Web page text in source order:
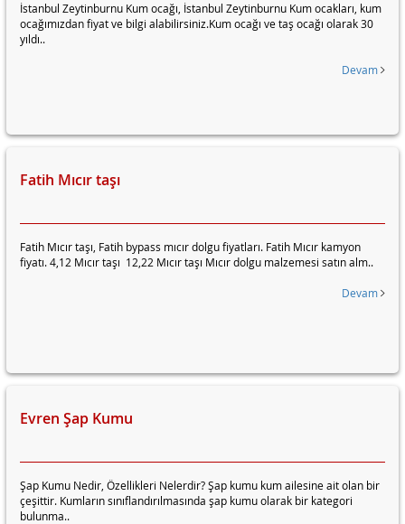
İstanbul Zeytinburnu Kum ocağı, İstanbul Zeytinburnu Kum ocakları, kum
ocağımızdan fiyat ve bilgi alabilirsiniz.Kum ocağı ve taş ocağı olarak 30
yıldı..
Devam
Fatih Mıcır taşı
Fatih Mıcır taşı, Fatih bypass mıcır dolgu fiyatları. Fatih Mıcır kamyon
fiyatı. 4,12 Mıcır taşı 12,22 Mıcır taşı Mıcır dolgu malzemesi satın alm..
Devam
Evren Şap Kumu
Şap Kumu Nedir, Özellikleri Nelerdir? Şap kumu kum ailesine ait olan bir
çeşittir. Kumların sınıflandırılmasında şap kumu olarak bir kategori
bulunma..